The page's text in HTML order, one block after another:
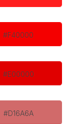
#F40000
#E00000
#D16A6A